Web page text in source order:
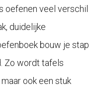
oefenen veel verschil
duidelijke
bouw je stap
Zo wordt tafels
ook een stuk